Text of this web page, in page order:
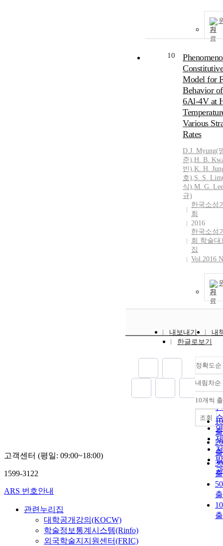
기
10
Constitutive
Model for
Behavior
6Al-4V at
Various
Rates
D.J. Myung(
준),H. B.
빈),K. H.
호),S. S.
식),M. G.
규)
한국소성
회
2016
한국소성
회 학술대
집
Vol.2016
기
내보내기
내
한글로보기
정확도순
순
순
내림차순
10개씩
조회
고객센터 (평일: 09:00~18:00)
1599-3122
ARS 번호안내
관련누리집
대학공개강의(KOCW)
학술정보통계시스템(Rinfo)
외국학술지지원센터(FRIC)